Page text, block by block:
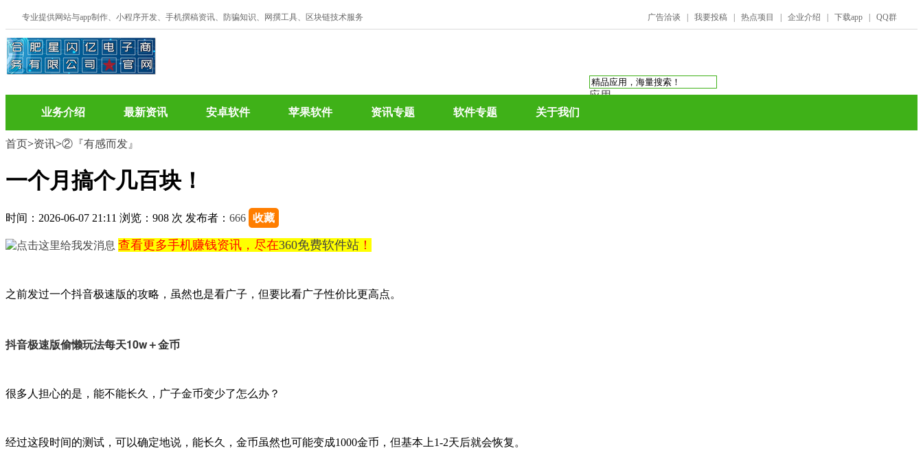
专业提供网站与app制作、小程序开发、手机撰稿资讯、防骗知识、网撰工具、区块链技术服务 广告洽谈 我要投稿 热点项目 企业介绍 下载app QQ群
应用
业务介绍 最新资讯 安卓软件 苹果软件 资讯专题 软件专题 关于我们
首页>资讯>②『有感而发』
一个月搞个几百块！
时间：2026-06-07 21:11 浏览：908 次 发布者： 666 收藏
查看更多手机赚钱资讯，尽在360免费软件站 ！
之前发过一个抖音极速版的攻略，虽然也是看广子，但要比看广子性价比更高点。
抖音极速版偷懒玩法每天10w＋金币
很多人担心的是，能不能长久，广子金币变少了怎么办？
经过这段时间的测试，可以确定地说，能长久，金币虽然也可能变成1000金币，但基本上1-2天后就会恢复。